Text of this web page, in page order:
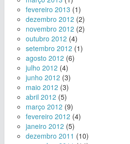
fevereiro 2013 (1)
dezembro 2012 (2)
novembro 2012 (2)
outubro 2012 (4)
setembro 2012 (1)
agosto 2012 (6)
julho 2012 (4)
junho 2012 (3)
maio 2012 (3)
abril 2012 (5)
março 2012 (9)
fevereiro 2012 (4)
janeiro 2012 (5)
dezembro 2011 (10)